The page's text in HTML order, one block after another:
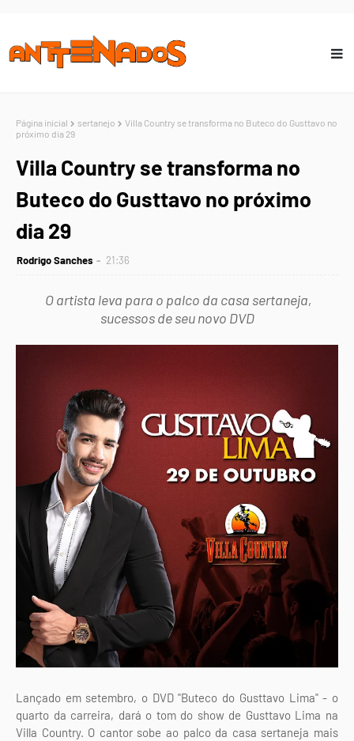
Página inicial sertanejo
Villa Country se transforma no Buteco do Gusttavo no
próximo dia 29
Villa Country se transforma no
Buteco do Gusttavo no próximo
dia 29
Rodrigo Sanches 21:36
O artista leva para o palco da casa sertaneja,
sucessos de seu novo DVD
Lançado em setembro, o DVD "Buteco do Gusttavo Lima" - o
quarto da carreira, dará o tom do show de Gusttavo Lima na
Villa Country. O cantor sobe ao palco da casa sertaneja mais